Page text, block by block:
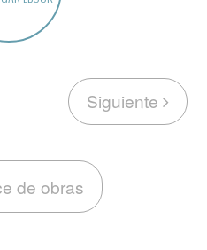
Siguiente
de obras